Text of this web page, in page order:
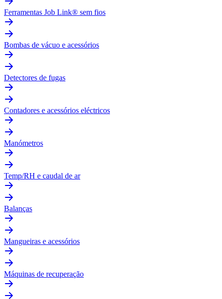
Ferramentas Job Link® sem fios
Bombas de vácuo e acessórios
Detectores de fugas
Contadores e acessórios eléctricos
Manómetros
Temp/RH e caudal de ar
Balanças
Mangueiras e acessórios
Máquinas de recuperação